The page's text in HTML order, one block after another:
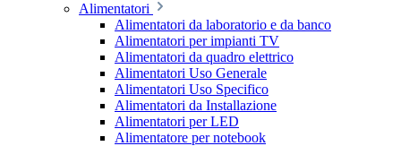
Alimentatori
Alimentatori da laboratorio e da banco
Alimentatori per impianti TV
Alimentatori da quadro elettrico
Alimentatori Uso Generale
Alimentatori Uso Specifico
Alimentatori da Installazione
Alimentatori per LED
Alimentatore per notebook